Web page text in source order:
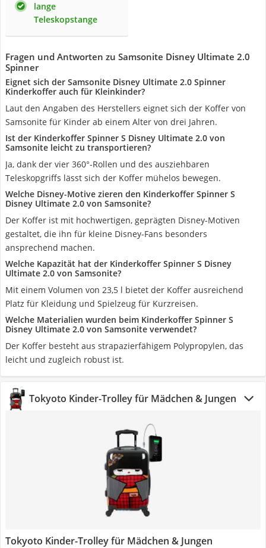
lange
Teleskopstange
Fragen und Antworten zu Samsonite Disney Ultimate 2.0
Spinner
Eignet sich der Samsonite Disney Ultimate 2.0 Spinner
Kinderkoffer auch für Kleinkinder?
Laut den Angaben des Herstellers eignet sich der Koffer von
Samsonite für Kinder ab einem Alter von drei Jahren.
Ist der Kinderkoffer Spinner S Disney Ultimate 2.0 von
Samsonite leicht zu transportieren?
Ja, dank der vier 360°-Rollen und des ausziehbaren
Teleskopgriffs lässt sich der Koffer mühelos bewegen.
Welche Disney-Motive zieren den Kinderkoffer Spinner S
Disney Ultimate 2.0 von Samsonite?
Der Koffer ist mit hochwertigen, geprägten Disney-Motiven
gestaltet, die ihn für kleine Disney-Fans besonders
ansprechend machen.
Welche Kapazität hat der Kinderkoffer Spinner S Disney
Ultimate 2.0 von Samsonite?
Mit einem Volumen von 23,5 l bietet der Koffer ausreichend
Platz für Kleidung und Spielzeug für Kurzreisen.
Welche Materialien wurden beim Kinderkoffer Spinner S
Disney Ultimate 2.0 von Samsonite verwendet?
Der Koffer besteht aus strapazierfähigem Polypropylen, das
leicht und zugleich robust ist.
Tokyoto Kinder-Trolley für Mädchen & Jungen
Tokyoto Kinder-Trolley für Mädchen & Jungen